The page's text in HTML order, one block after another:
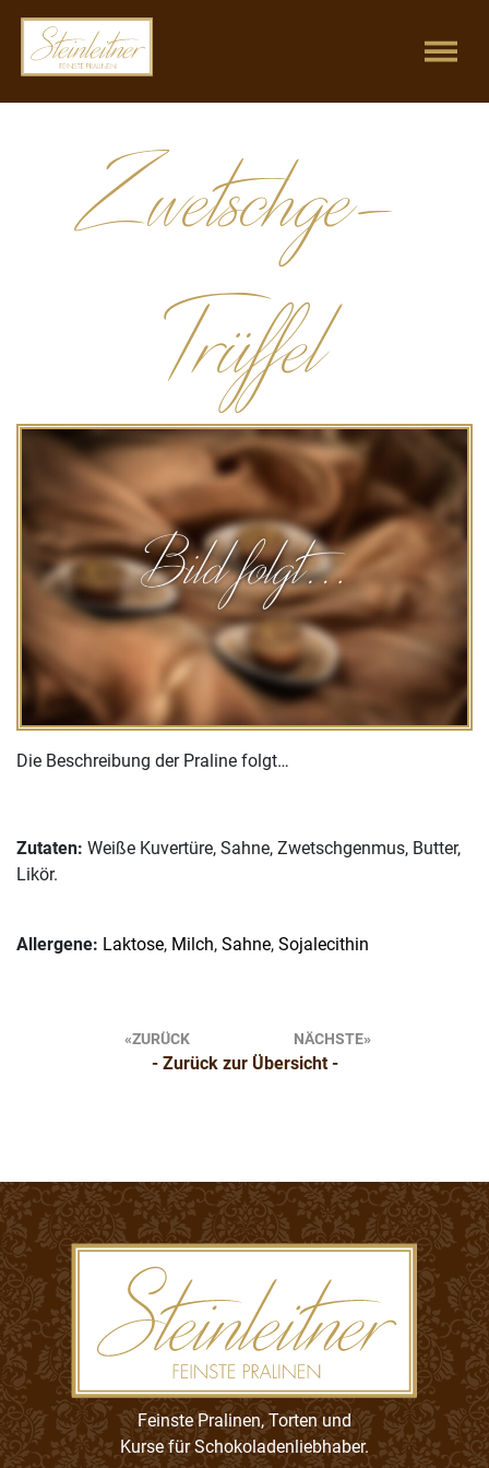
Zwetschge-
Trüffel
Die Beschreibung der Praline folgt…
Zutaten: Weiße Kuvertüre, Sahne, Zwetschgenmus, Butter,
Likör.
Allergene: Laktose, Milch, Sahne, Sojalecithin
Beitragsnavigation
ZURÜCK NÄCHSTE
- Zurück zur Übersicht -
Feinste Pralinen, Torten und
Kurse für Schokoladenliebhaber.